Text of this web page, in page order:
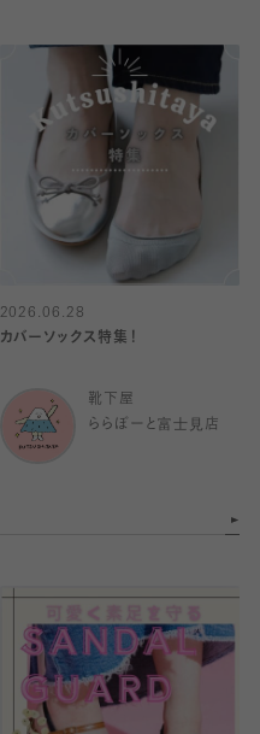
2026.06.28
カバーソックス特集！
靴下屋
ららぽーと富士見店